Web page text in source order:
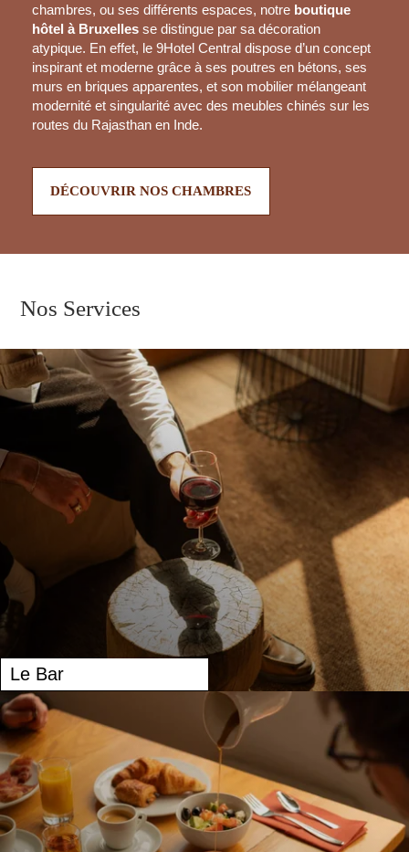
chambres, ou ses différents espaces, notre boutique
hôtel à Bruxellesse distingue par sa décoration
atypique. En effet, le 9Hotel Central dispose d’un concept
inspirant et moderne grâce à ses poutres en bétons, ses
murs en briques apparentes, et son mobilier mélangeant
modernité et singularité avec des meubles chinés sur les
routes du Rajasthan en Inde.
DÉCOUVRIR NOS CHAMBRES
Nos Services
Le Bar